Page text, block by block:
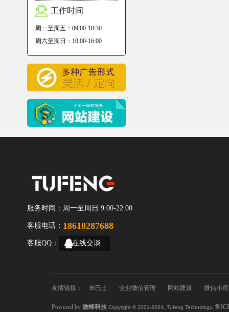
工作时间
周一至周五：09:00-18:30
周六至周日：10:00-16:00
服务时间： 周一至周日 9:00-22:00
客服电话： 18610287688
客服QQ： 在线交谈
友情链接： 米巴士 企业微信管理 网站建设 微信小
Powered by途蜂科技 Copyright © 2001-2024, Tufeng Technology. 鲁